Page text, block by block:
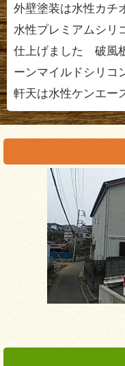
外壁塗装は水性カチ
水性プレミアムシリ
仕上げました 破風
ーンマイルドシリコ
軒天は水性ケンエー